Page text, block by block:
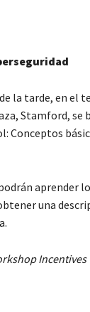
la tarde, en el
Stamford, se
Conceptos
aprender
una